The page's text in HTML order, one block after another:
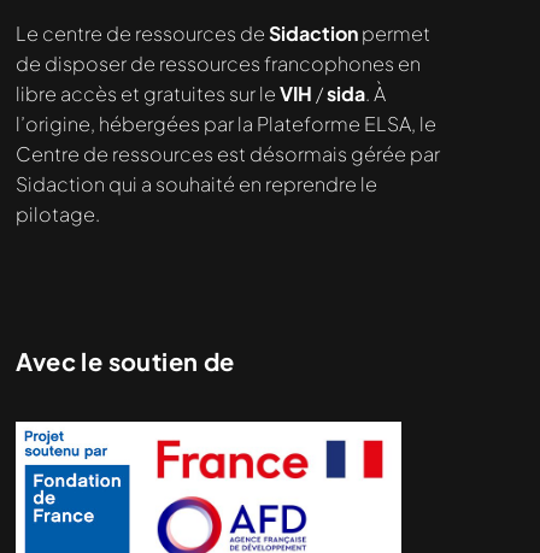
Le centre de ressources deSidactionpermet
de disposer de ressources francophones en
libre accès et gratuites sur leVIH /sida. À
l’origine, hébergées par la Plateforme ELSA, le
Centre de ressources est désormais gérée par
Sidaction qui a souhaité en reprendre le
pilotage.
Avec le soutien de